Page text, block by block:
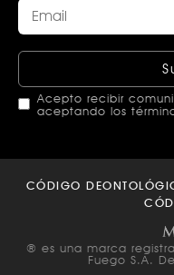
Acepto recibir
aceptando los
should
CÓDIGO
® es una marca
Fuego S.A.